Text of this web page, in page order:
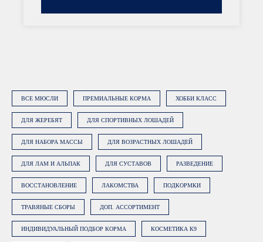
ВСЕ МЮСЛИ ПРЕМИАЛЬНЫЕ КОРМА ХОББИ КЛАСС
ДЛЯ ЖЕРЕБЯТ ДЛЯ СПОРТИВНЫХ ЛОШАДЕЙ
ДЛЯ НАБОРА МАССЫ ДЛЯ ВОЗРАСТНЫХ ЛОШАДЕЙ
ДЛЯ ЛАМ И АЛЬПАК ДЛЯ СУСТАВОВ РАЗВЕДЕНИЕ
ВОССТАНОВЛЕНИЕ ЛАКОМСТВА ПОДКОРМКИ
ТРАВЯНЫЕ СБОРЫ ДОП. АССОРТИМЕНТ
ИНДИВИДУАЛЬНЫЙ ПОДБОР КОРМА КОСМЕТИКА К9
Подробнее об обработке данных в